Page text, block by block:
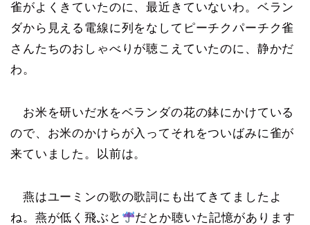
雀がよくきていたのに、最近きていないわ。ベラン
ダから見える電線に列をなしてピーチクパーチク雀
さんたちのおしゃべりが聴こえていたのに、静かだ
わ。
お米を研いだ水をベランダの花の鉢にかけている
ので、お米のかけらが入ってそれをついばみに雀が
来ていました。以前は。
燕はユーミンの歌の歌詞にも出てきてましたよ
ね。燕が低く飛ぶと
だとか聴いた記憶があります